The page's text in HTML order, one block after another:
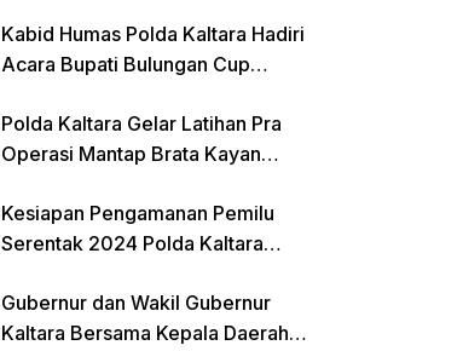
Kabid Humas Polda Kaltara Hadiri
Acara Bupati Bulungan Cup
Polda Kaltara Gelar Latihan Pra
Operasi Mantap Brata Kayan
Kesiapan Pengamanan Pemilu
Serentak 2024 Polda Kaltara
Gubernur dan Wakil Gubernur
Kaltara Bersama Kepala Daerah